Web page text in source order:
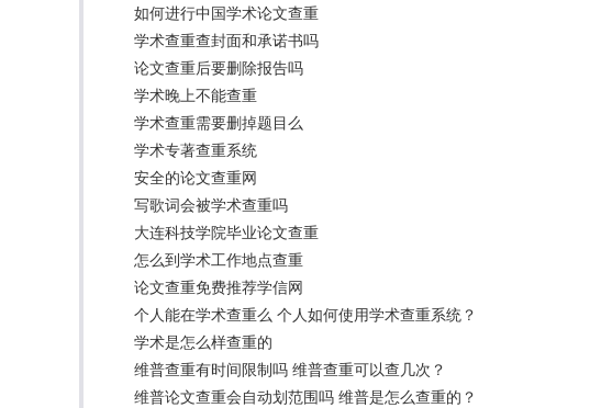
如何进行中国学术论文查重
学术查重查封面和承诺书吗
论文查重后要删除报告吗
学术晚上不能查重
学术查重需要删掉题目么
学术专著查重系统
安全的论文查重网
写歌词会被学术查重吗
大连科技学院毕业论文查重
怎么到学术工作地点查重
论文查重免费推荐学信网
个人能在学术查重么 个人如何使用学术查重系统？
学术是怎么样查重的
维普查重有时间限制吗 维普查重可以查几次？
维普论文查重会自动划范围吗 维普是怎么查重的？